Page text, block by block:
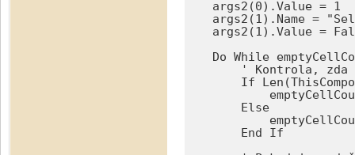
   args2(0).Value = 1
args2(1).Name =
args2(1).Value =
Do While
' Kontrola, zda
If
       Else
       End If